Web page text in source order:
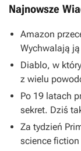
Najnowsze
Amazon
Wychwalają
Diablo, w
z wielu
Po 19 latach
sekret. Dziś
Za tydzień
science